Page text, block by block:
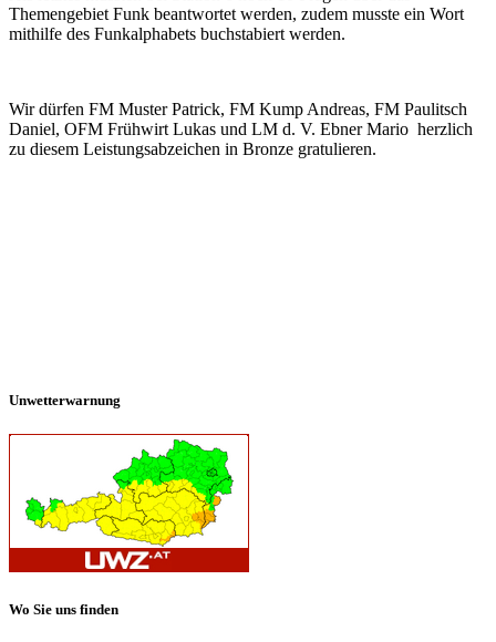
Themengebiet Funk beantwortet werden, zudem musste ein Wort
mithilfe des Funkalphabets buchstabiert werden.
Wir dürfen FM Muster Patrick, FM Kump Andreas, FM Paulitsch
Daniel, OFM Frühwirt Lukas und LM d. V. Ebner Mario herzlich
zu diesem Leistungsabzeichen in Bronze gratulieren.
Unwetterwarnung
Wo Sie uns finden